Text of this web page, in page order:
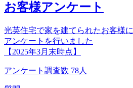
お客様アンケート
光英住宅で家を建てられたお客様に
アンケートを行いました
【2025年3月末時点】
アンケート調査数 78人